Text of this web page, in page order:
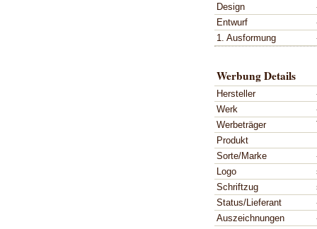
Design
Entwurf
1. Ausformung
Werbung Details
Hersteller
Werk
Werbeträger
Produkt
Sorte/Marke
Logo
Schriftzug
Status/Lieferant
Auszeichnungen